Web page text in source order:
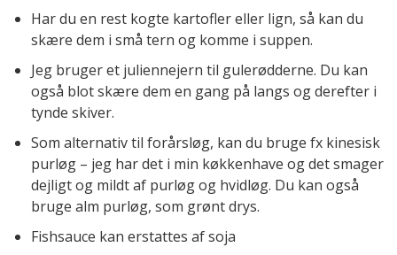
Har du en rest kogte kartofler eller lign, så kan du
skære dem i små tern og komme i suppen.
Jeg bruger et juliennejern til gulerødderne. Du kan
også blot skære dem en gang på langs og derefter i
tynde skiver.
Som alternativ til forårsløg, kan du bruge fx kinesisk
purløg – jeg har det i min køkkenhave og det smager
dejligt og mildt af purløg og hvidløg. Du kan også
bruge alm purløg, som grønt drys.
Fishsauce kan erstattes af soja